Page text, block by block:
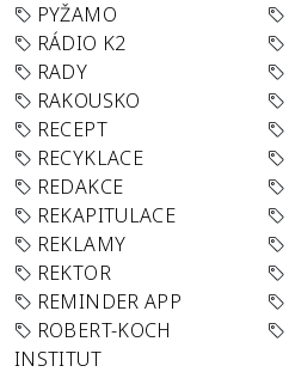
PYŽAMO
RÁDIO K2
RADY
RAKOUSKO
RECEPT
RECYKLACE
REDAKCE
REKAPITULACE
REKLAMY
REKTOR
REMINDER APP
ROBERT-KOCH
INSTITUT